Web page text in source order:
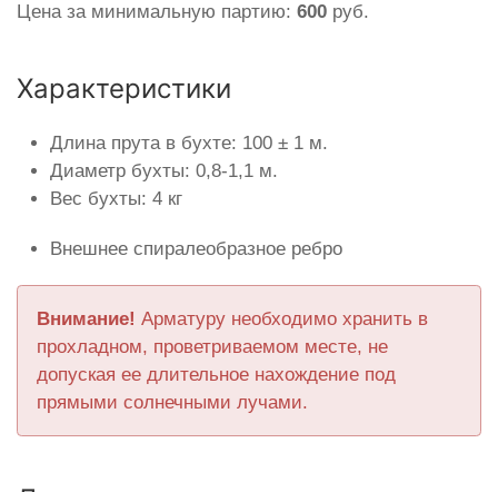
Цена за минимальную партию: 600 руб.
Характеристики
Длина прута в бухте: 100 ± 1 м.
Диаметр бухты: 0,8-1,1 м.
Вес бухты: 4 кг
Внешнее спиралеобразное ребро
Внимание! Арматуру необходимо хранить в
прохладном, проветриваемом месте, не
допуская ее длительное нахождение под
прямыми солнечными лучами.